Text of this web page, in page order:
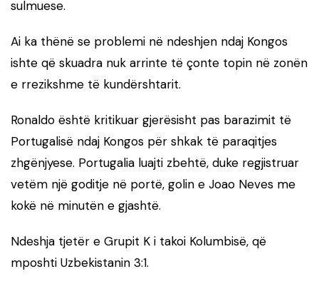
sulmuese.
Ai ka thënë se problemi në ndeshjen ndaj Kongos
ishte që skuadra nuk arrinte të çonte topin në zonën
e rrezikshme të kundërshtarit.
Ronaldo është kritikuar gjerësisht pas barazimit të
Portugalisë ndaj Kongos për shkak të paraqitjes
zhgënjyese. Portugalia luajti zbehtë, duke regjistruar
vetëm një goditje në portë, golin e Joao Neves me
kokë në minutën e gjashtë.
Ndeshja tjetër e Grupit K i takoi Kolumbisë, që
mposhti Uzbekistanin 3:1.